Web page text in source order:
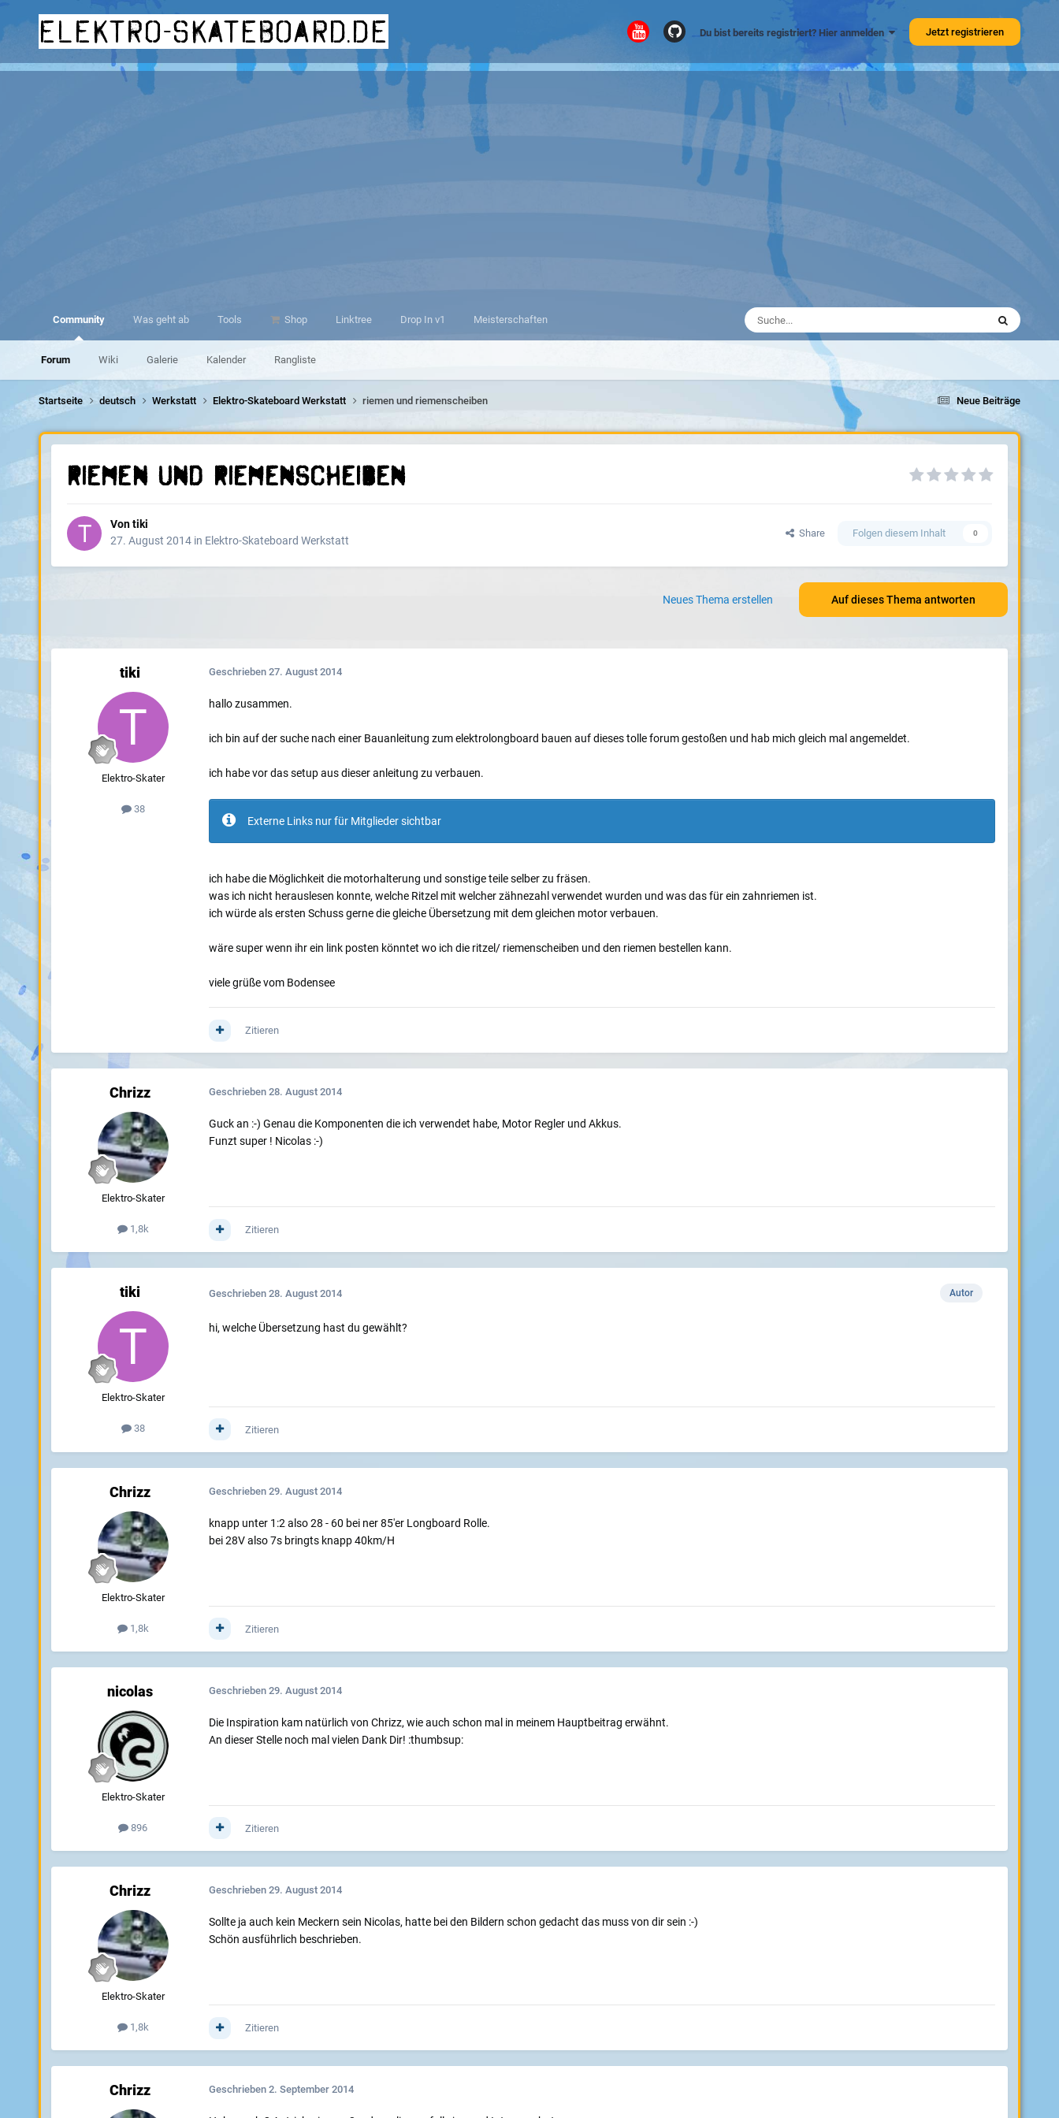
elektro-skateboard.de Du bist bereits registriert? Hier anmelden Jetzt registrieren
Community
Forum Wiki Galerie Kalender Rangliste
Was geht ab Tools Shop Linktree Drop In v1 Meisterschaften
Neue Beiträge
Startseite deutsch Werkstatt Elektro-Skateboard Werkstatt riemen und riemenscheiben
riemen und riemenscheiben
Vontiki
27. August 2014in Elektro-Skateboard Werkstatt
Share Folgen diesem Inhalt 0
Auf dieses Thema antworten
Neues Thema erstellen
tiki
Elektro-Skater
38
Geschrieben 27. August 2014
hallo zusammen.
ich bin auf der suche nach einer Bauanleitung zum elektrolongboard bauen auf dieses tolle forum gestoßen und hab mich gleich mal angemeldet.
ich habe vor das setup aus dieser anleitung zu verbauen.
Externe Links nur für Mitglieder sichtbar
ich habe die Möglichkeit die motorhalterung und sonstige teile selber zu fräsen.
was ich nicht herauslesen konnte, welche Ritzel mit welcher zähnezahl verwendet wurden und was das für ein zahnriemen ist.
ich würde als ersten Schuss gerne die gleiche Übersetzung mit dem gleichen motor verbauen.
wäre super wenn ihr ein link posten könntet wo ich die ritzel/ riemenscheiben und den riemen bestellen kann.
viele grüße vom Bodensee
Zitieren
Chrizz
Elektro-Skater
1,8k
Geschrieben 28. August 2014
Guck an :-) Genau die Komponenten die ich verwendet habe, Motor Regler und Akkus.
Funzt super ! Nicolas :-)
Zitieren
tiki
Elektro-Skater
38
Autor
Geschrieben 28. August 2014
hi, welche Übersetzung hast du gewählt?
Zitieren
Chrizz
Elektro-Skater
1,8k
Geschrieben 29. August 2014
knapp unter 1:2 also 28 - 60 bei ner 85'er Longboard Rolle.
bei 28V also 7s bringts knapp 40km/H
Zitieren
nicolas
Elektro-Skater
896
Geschrieben 29. August 2014
Die Inspiration kam natürlich von Chrizz, wie auch schon mal in meinem Hauptbeitrag erwähnt.
An dieser Stelle noch mal vielen Dank Dir! :thumbsup:
Zitieren
Chrizz
Elektro-Skater
1,8k
Geschrieben 29. August 2014
Sollte ja auch kein Meckern sein Nicolas, hatte bei den Bildern schon gedacht das muss von dir sein :-)
Schön ausführlich beschrieben.
Zitieren
Chrizz Geschrieben 2. September 2014